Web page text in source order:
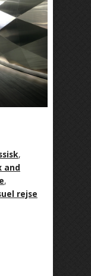
,
and
,
rejse